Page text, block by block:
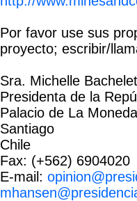
Por favor use sus
proyecto; escribir/
Sra. Michelle
Presidenta de la
Palacio de La Moneda
Santiago
Chile
Fax: (+562) 6904020
E-mail: